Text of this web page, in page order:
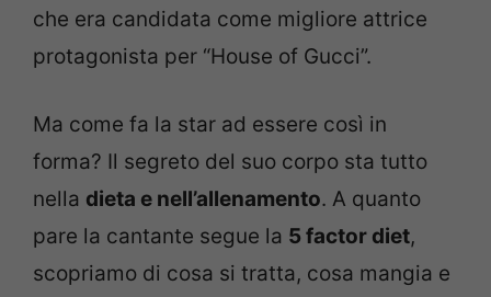
che era candidata come migliore attrice
protagonista per “House of Gucci”.
Ma come fa la star ad essere così in
forma? Il segreto del suo corpo sta tutto
nella dieta e nell’allenamento. A quanto
pare la cantante segue la 5 factor diet,
scopriamo di cosa si tratta, cosa mangia e